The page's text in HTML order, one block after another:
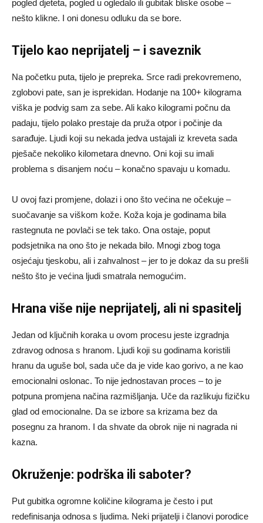
pogled djeteta, pogled u ogledalo ili gubitak bliske osobe –
nešto klikne. I oni donesu odluku da se bore.
Tijelo kao neprijatelj – i saveznik
Na početku puta, tijelo je prepreka. Srce radi prekovremeno,
zglobovi pate, san je isprekidan. Hodanje na 100+ kilograma
viška je podvig sam za sebe. Ali kako kilogrami počnu da
padaju, tijelo polako prestaje da pruža otpor i počinje da
sarađuje. Ljudi koji su nekada jedva ustajali iz kreveta sada
pješače nekoliko kilometara dnevno. Oni koji su imali
problema s disanjem noću – konačno spavaju u komadu.
U ovoj fazi promjene, dolazi i ono što većina ne očekuje –
suočavanje sa viškom kože. Koža koja je godinama bila
rastegnuta ne povlači se tek tako. Ona ostaje, poput
podsjetnika na ono što je nekada bilo. Mnogi zbog toga
osjećaju tjeskobu, ali i zahvalnost – jer to je dokaz da su prešli
nešto što je većina ljudi smatrala nemogućim.
Hrana više nije neprijatelj, ali ni spasitelj
Jedan od ključnih koraka u ovom procesu jeste izgradnja
zdravog odnosa s hranom. Ljudi koji su godinama koristili
hranu da uguše bol, sada uče da je vide kao gorivo, a ne kao
emocionalni oslonac. To nije jednostavan proces – to je
potpuna promjena načina razmišljanja. Uče da razlikuju fizičku
glad od emocionalne. Da se izbore sa krizama bez da
posegnu za hranom. I da shvate da obrok nije ni nagrada ni
kazna.
Okruženje: podrška ili saboter?
Put gubitka ogromne količine kilograma je često i put
redefinisanja odnosa s ljudima. Neki prijatelji i članovi porodice